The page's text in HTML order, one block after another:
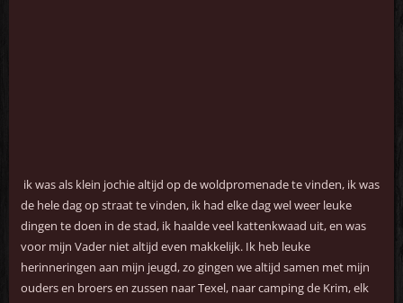
ik was als klein jochie altijd op de woldpromenade te vinden, ik was
de hele dag op straat te vinden, ik had elke dag wel weer leuke
dingen te doen in de stad, ik haalde veel kattenkwaad uit, en was
voor mijn Vader niet altijd even makkelijk. Ik heb leuke
herinneringen aan mijn jeugd, zo gingen we altijd samen met mijn
ouders en broers en zussen naar Texel, naar camping de Krim, elk